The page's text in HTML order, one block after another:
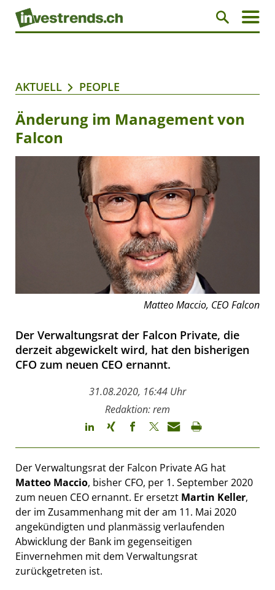
AKTUELL PEOPLE
Änderung im Management von
Falcon
Matteo Maccio, CEO Falcon
Der Verwaltungsrat der Falcon Private, die
derzeit abgewickelt wird, hat den bisherigen
CFO zum neuen CEO ernannt.
31.08.2020, 16:44 Uhr
Redaktion: rem
Der Verwaltungsrat der Falcon Private AG hat
Matteo Maccio, bisher CFO, per 1. September 2020
zum neuen CEO ernannt. Er ersetzt Martin Keller,
der im Zusammenhang mit der am 11. Mai 2020
angekündigten und planmässig verlaufenden
Abwicklung der Bank im gegenseitigen
Einvernehmen mit dem Verwaltungsrat
zurückgetreten ist.